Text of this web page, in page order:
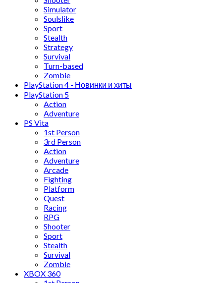
Simulator
Soulslike
Sport
Stealth
Strategy
Survival
Turn-based
Zombie
PlayStation 4 - Новинки и хиты
PlayStation 5
Action
Adventure
PS Vita
1st Person
3rd Person
Action
Adventure
Arcade
Fighting
Platform
Quest
Racing
RPG
Shooter
Sport
Stealth
Survival
Zombie
XBOX 360